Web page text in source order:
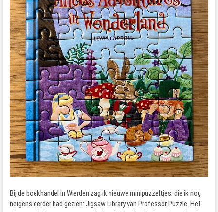
Bij de boekhandel in Wierden zag ik nieuwe minipuzzeltjes, die ik nog
nergens eerder had gezien: Jigsaw Library van Professor Puzzle. Het